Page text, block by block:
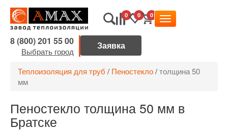
0 0 0
8 (800) 201 55 00
Выбрать город
Теплоизоляция для труб / Пеностекло/толщина 50
мм
Пеностекло толщина 50 мм в
Братске